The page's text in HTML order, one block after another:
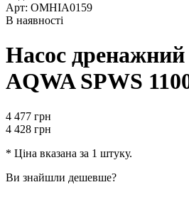
Арт: OMHIA0159
В наявності
Насос
AQWA SPWS
4 477 грн
4 428 грн
* Ціна вказана за 1 штуку.
Ви знайшли дешевше?